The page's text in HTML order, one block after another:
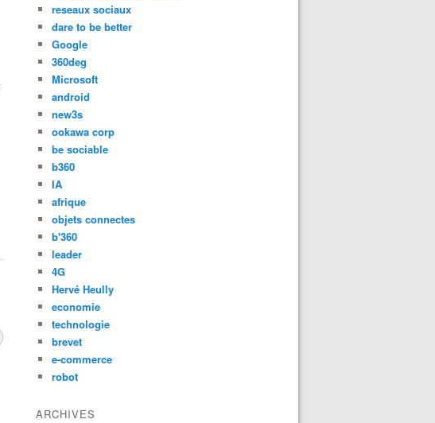
reseaux sociaux
dare to be better
Google
360deg
Microsoft
android
new3s
ookawa corp
be sociable
b360
IA
afrique
objets connectes
b'360
leader
4G
Hervé Heully
economie
technologie
brevet
e-commerce
robot
ARCHIVES